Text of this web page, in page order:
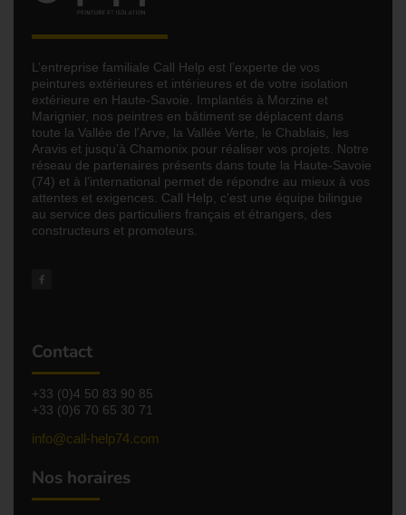
L’entreprise familiale Call Help est l’experte de vos
peintures extérieures et intérieures et de votre isolation
extérieure en Haute-Savoie. Implantés à Morzine et
Marignier, nos peintres en bâtiment se déplacent dans
toute la Vallée de l’Arve, la Vallée Verte, le Chablais, les
Aravis et jusqu’à Chamonix pour réaliser vos projets. Notre
réseau de partenaires présents dans toute la Haute-Savoie
(74) et à l’international permet de répondre au mieux à vos
attentes et exigences. Call Help, c’est une équipe bilingue
au service des particuliers français et étrangers, des
constructeurs et promoteurs.
Contact
+33 (0)4 50 83 90 85
+33 (0)6 70 65 30 71
info@call-help74.com
Nos horaires